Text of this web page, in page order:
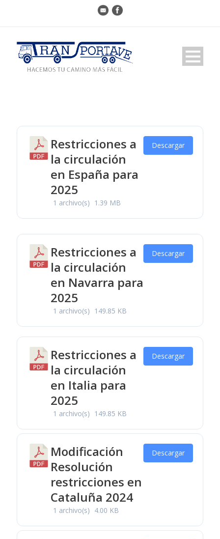
Restricciones a
la circulación
en España para
2025
1 archivo(s) 1.39 MB
Descargar
Restricciones a
la circulación
en Navarra para
2025
1 archivo(s) 149.85 KB
Descargar
Restricciones a
la circulación
en Italia para
2025
1 archivo(s) 149.85 KB
Descargar
Modificación
Resolución
restricciones en
Cataluña 2024
1 archivo(s) 4.00 KB
Descargar